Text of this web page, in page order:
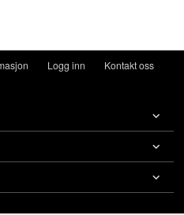
Logg inn Kontakt oss